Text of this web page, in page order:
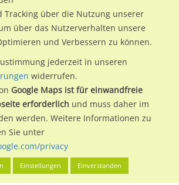
am Standort Karl-Krull-
in Greifswald, Universitäts-
unserer Werbeflächen individuelle und
undLeistungswerte. Damit
vor der Buchung im Detail über den
und Werbewirkung sowie
in den zugelassenen
du direkt im unteren Teil dieser Seite
Tracking über die Nutzung unserer
über das Nutzerverhalten unsere
und Verbessern zu können.
jederzeit in unseren
widerrufen.
Google Maps ist für einwandfreie
erforderlich und muss daher im
werden. Weitere Informationen zu
Sie unter
privacy
Einstellungen Einverstanden